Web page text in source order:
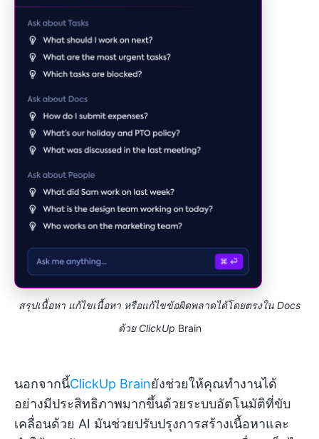
สรุปเนื้อหา แก้ไขเนื้อหา หรือแก้ไขข้อผิดพลาดได้โดยตรงใน Docs
ด้วย ClickUp Brain
นอกจากนี้ClickUp Brainยังช่วยให้คุณทำงานได้
อย่างมีประสิทธิภาพมากขึ้นด้วยระบบอัตโนมัติที่ขับ
เคลื่อนด้วย AI มันช่วยปรับปรุงการสร้างเนื้อหาและ